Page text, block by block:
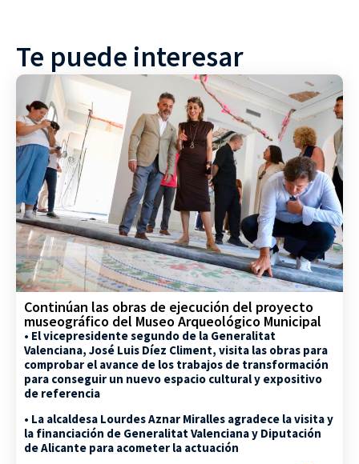
Te puede interesar
Continúan las obras de ejecución del proyecto
museográfico del Museo Arqueológico Municipal
• El vicepresidente segundo de la Generalitat
Valenciana, José Luis Díez Climent, visita las obras para
comprobar el avance de los trabajos de transformación
para conseguir un nuevo espacio cultural y expositivo
de referencia
• La alcaldesa Lourdes Aznar Miralles agradece la visita y
la financiación de Generalitat Valenciana y Diputación
de Alicante para acometer la actuación